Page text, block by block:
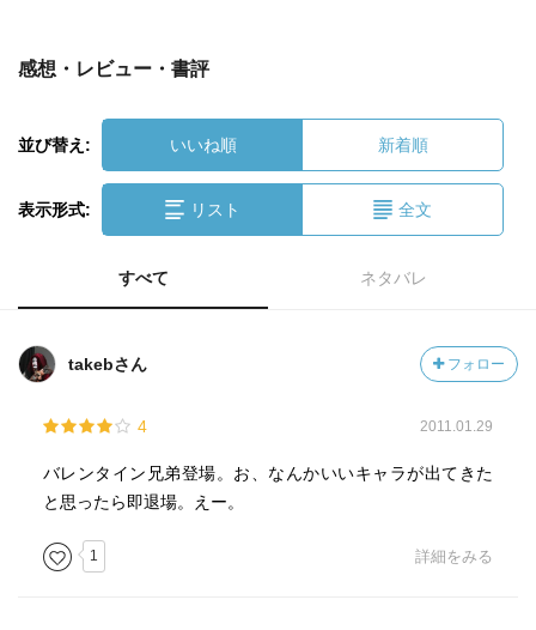
感想・レビュー・書評
並び替え: いいね順 新着順
表示形式: リスト 全文
すべて ネタバレ
takebさん フォロー
4 2011.01.29
バレンタイン兄弟登場。お、なんかいいキャラが出てきた
と思ったら即退場。えー。
1 詳細をみる